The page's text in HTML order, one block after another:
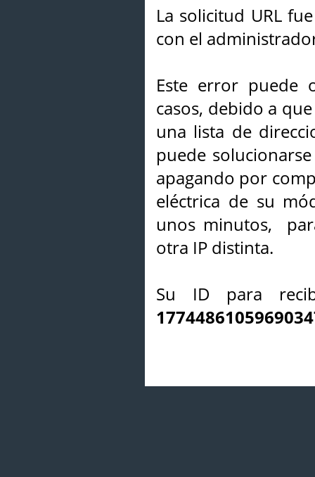
La solicitud URL
con el
Este error puede
casos, debido a
una lista de
puede
apagando por
eléctrica de su
unos minutos,
otra IP distinta.
Su ID para